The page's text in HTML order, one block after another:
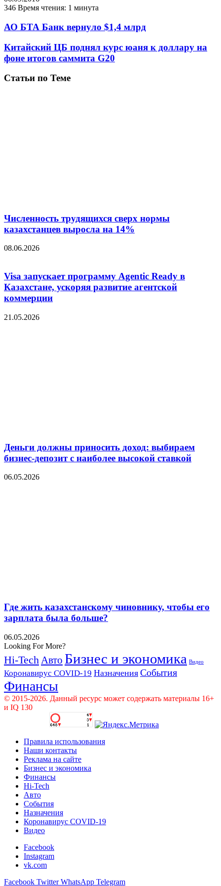
346 Время чтения: 1 минута
АО БТА Банк вернуло $1,4 млрд
Китайский ЦБ поднял курс юаня к доллару на
фоне итогов саммита G20
Статьи по Теме
Численность трудящихся сверх нормы
казахстанцев выросла на 14%
08.06.2026
Visa запускает программу Agentic Ready в
Казахстане, ускоряя развитие агентской
коммерции
21.05.2026
Деньги должны приносить доход: выбираем
бизнес-депозит с наиболее высокой ставкой
06.05.2026
Где жить казахстанскому чиновнику, чтобы его
зарплата была больше?
06.05.2026
Looking For More?
Hi-Tech Авто Бизнес и экономика Видео
Коронавирус COVID-19 Назначения События
Финансы
© 2015-2026. Данный ресурс может содержать материалы 16+
и IQ 130
Правила использования
Наши контакты
Реклама на сайте
Бизнес и экономика
Финансы
Hi-Tech
Авто
События
Назначения
Коронавирус COVID-19
Видео
Facebook
Instagram
vk.com
Facebook Twitter WhatsApp Telegram